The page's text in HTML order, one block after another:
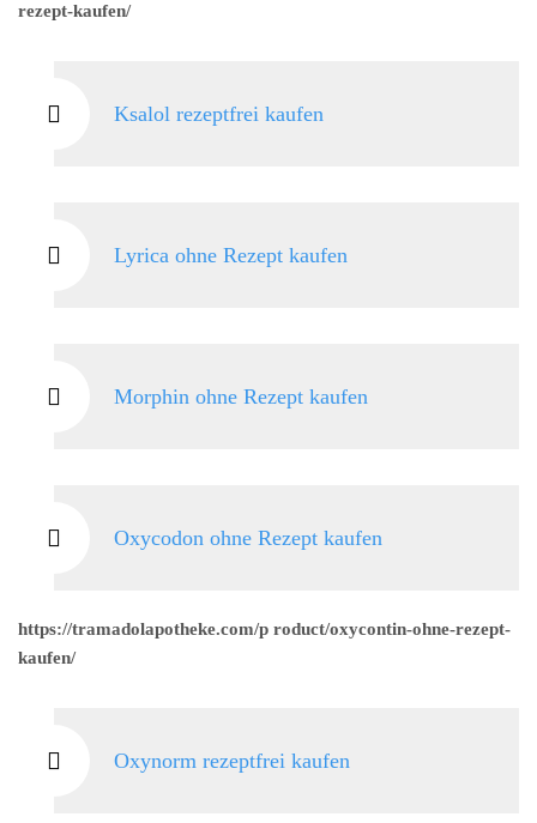
rezept-kaufen/
Ksalol rezeptfrei kaufen
Lyrica ohne Rezept kaufen
Morphin ohne Rezept kaufen
Oxycodon ohne Rezept kaufen
https://tramadolapotheke.com/p roduct/oxycontin-ohne-rezept-
kaufen/
Oxynorm rezeptfrei kaufen